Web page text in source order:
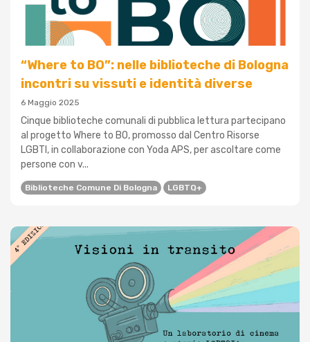
“Where to BO”: nelle biblioteche di Bologna
incontri su vissuti e identità diverse
6 Maggio 2025
Cinque biblioteche comunali di pubblica lettura partecipano
al progetto Where to BO, promosso dal Centro Risorse
LGBTI, in collaborazione con Yoda APS, per ascoltare come
persone con v...
Biblioteche Comune Di Bologna LGBTQ+